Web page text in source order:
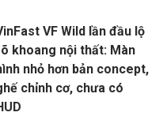
VF Wild lần đầu lộ
khoang nội thất: Màn
nhỏ hơn bản concept,
chỉnh cơ, chưa có